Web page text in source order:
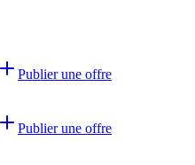
Publier une offre
Publier une offre